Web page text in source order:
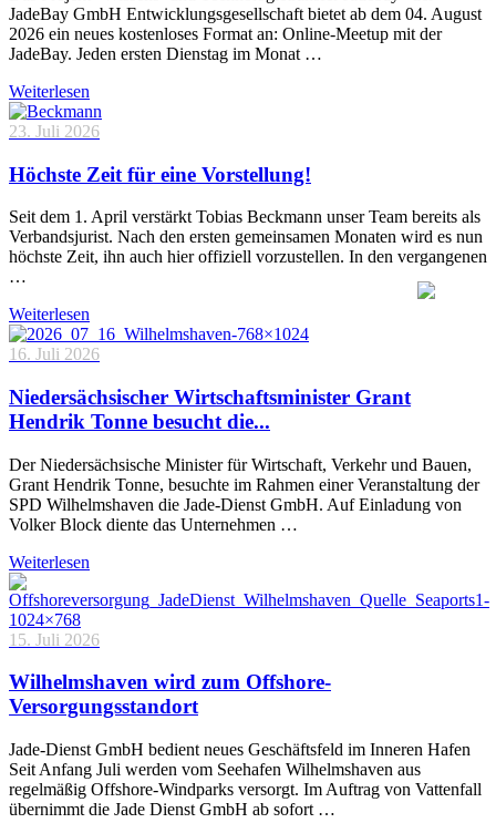
JadeBay GmbH Entwicklungsgesellschaft bietet ab dem 04. August
2026 ein neues kostenloses Format an: Online-Meetup mit der
JadeBay. Jeden ersten Dienstag im Monat …
Weiterlesen
23. Juli 2026
Höchste Zeit für eine Vorstellung!
Seit dem 1. April verstärkt Tobias Beckmann unser Team bereits als
Verbandsjurist. Nach den ersten gemeinsamen Monaten wird es nun
höchste Zeit, ihn auch hier offiziell vorzustellen. In den vergangenen
…
Weiterlesen
16. Juli 2026
Niedersächsischer Wirtschaftsminister Grant
Hendrik Tonne besucht die...
Der Niedersächsische Minister für Wirtschaft, Verkehr und Bauen,
Grant Hendrik Tonne, besuchte im Rahmen einer Veranstaltung der
SPD Wilhelmshaven die Jade-Dienst GmbH. Auf Einladung von
Volker Block diente das Unternehmen …
Weiterlesen
15. Juli 2026
Wilhelmshaven wird zum Offshore-
Versorgungsstandort
Jade-Dienst GmbH bedient neues Geschäftsfeld im Inneren Hafen
Seit Anfang Juli werden vom Seehafen Wilhelmshaven aus
regelmäßig Offshore-Windparks versorgt. Im Auftrag von Vattenfall
übernimmt die Jade Dienst GmbH ab sofort …